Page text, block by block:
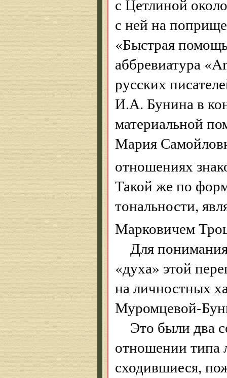
с Цетлиной
с ней на
«Быстрая
аббревиатура
русских
И.А. Бунина в
материальной
Мария
отношениях
Такой же по
тональности,
Марковичем
Для
«духа» этой
на личностных
Муромцевой-
Это были два
отношении типа
сходившиеся,